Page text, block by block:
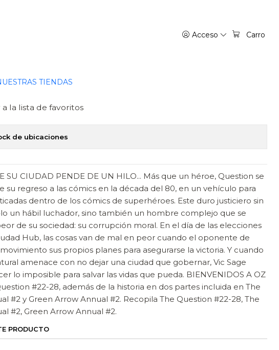
Acceso Carro
TIENDAS
VOL. 04: BIENVENIDOS A OZ
Agregar al Carro
la lista de favoritos
de ubicaciones
SU CIUDAD PENDE DE UN HILO... Más que un héroe, Question se
su regreso a las cómics en la década del 80, en un vehículo para
dentro de los cómics de superhéroes. Este duro justiciero sin
un hábil luchador, sino también un hombre complejo que se
de su sociedad: su corrupción moral. En el día de las elecciones
Hub, las cosas van de mal en peor cuando el oponente de
sus propios planes para asegurarse la victoria. Y cuando
amenace con no dejar una ciudad que gobernar, Vic Sage
lo imposible para salvar las vidas que pueda. BIENVENIDOS A OZ
#22-28, además de la historia en dos partes incluida en The
#2 y Green Arrow Annual #2. Recopila The Question #22-28, The
#2, Green Arrow Annual #2.
PRODUCTO